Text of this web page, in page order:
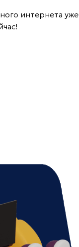
интернета уже